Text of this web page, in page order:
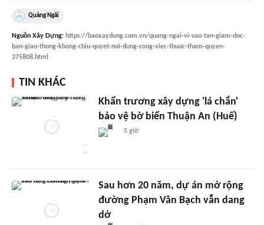
Quảng Ngãi
Nguồn Xây Dựng: https://baoxaydung.com.vn/quang-ngai-vi-sao-tan-giam-doc-
ban-giao-thong-khong-chiu-quyet-noi-dung-cong-viec-thuoc-tham-quyen-
375808.html
TIN KHÁC
Khẩn trương xây dựng 'lá chắn'
bảo vệ bờ biển Thuận An (Huế)
5 giờ
Sau hơn 20 năm, dự án mở rộng
đường Phạm Văn Bạch vẫn dang
dở